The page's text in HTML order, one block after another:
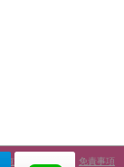
探偵業届出証明書 免責事項